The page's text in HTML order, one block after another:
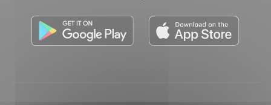
Découvrez notre application